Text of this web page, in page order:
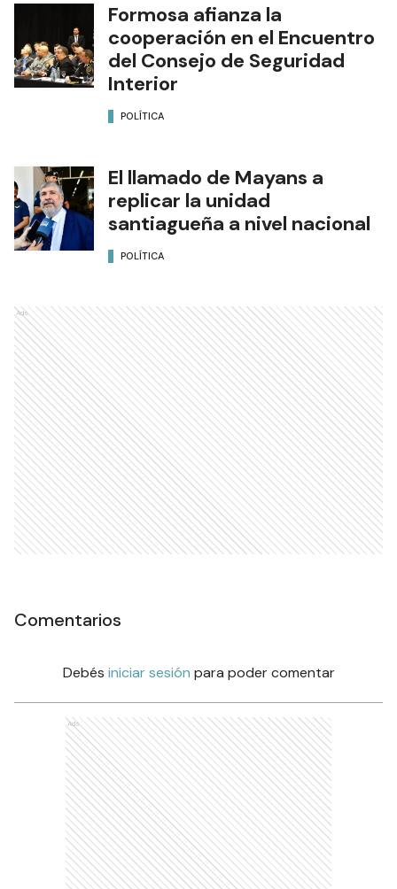
Formosa afianza la
cooperación en el Encuentro
del Consejo de Seguridad
Interior
POLÍTICA
El llamado de Mayans a
replicar la unidad
santiagueña a nivel nacional
POLÍTICA
Ads
Comentarios
Debés iniciar sesión para poder comentar
Ads